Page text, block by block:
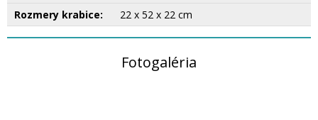
Rozmery krabice:
22 x 52 x 22 cm
Fotogaléria